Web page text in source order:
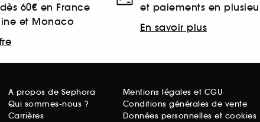
60€ en France
et Monaco
et paiements en
En savoir plus
A propos de Sephora
Qui sommes-nous ?
Carrières
Mentions légales et CGU
Conditions générales de vente
Données personnelles et cookies